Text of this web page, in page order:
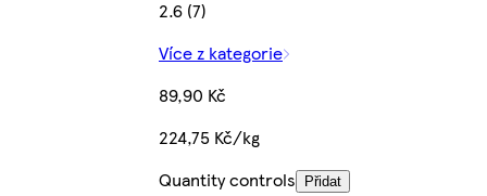
2.6 (7)
Více z kategorie
89,90 Kč
224,75 Kč/kg
Quantity controls
Přidat